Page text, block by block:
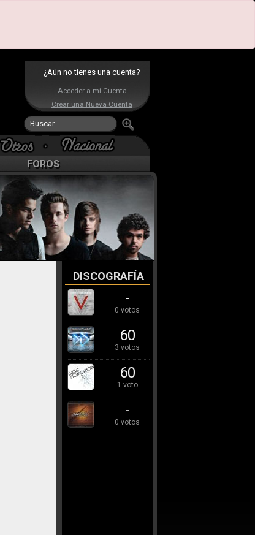
¿Aún no tienes una cuenta?
Acceder a mi Cuenta
Crear una Nueva Cuenta
FOROS
DISCOGRAFÍA
-
0 votos
60
3 votos
60
1 voto
-
0 votos